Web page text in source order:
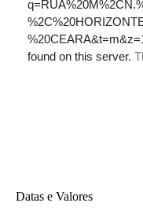
Datas e Valores